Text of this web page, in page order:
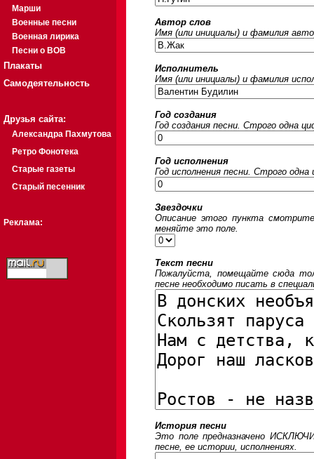
Марши
Военные песни
Военная лирика
Песни о ВОВ
Плакаты
Самодеятельность
Друзья сайта:
Александра Пахмутова
Ретро Фонотека
Старые газеты
Старый песенник
Реклама:
Автор слов
Имя (или инициалы) и фамилия
Исполнитель
Имя (или инициалы) и фамилия
Год создания
Год создания песни. Строго одна
Год исполнения
Год исполнения песни. Строго
Звездочки
Описание этого пункта
меняйте это поле.
Текст песни
Пожалуйста, помещайте сюда
песне необходимо писать в
История песни
Это поле предназначено
песне, ее истории, исполнениях.